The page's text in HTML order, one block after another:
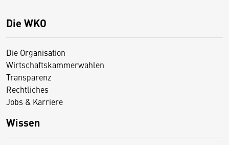
Die WKO
Die Organisation
Wirtschaftskammerwahlen
Transparenz
Rechtliches
Jobs & Karriere
Wissen